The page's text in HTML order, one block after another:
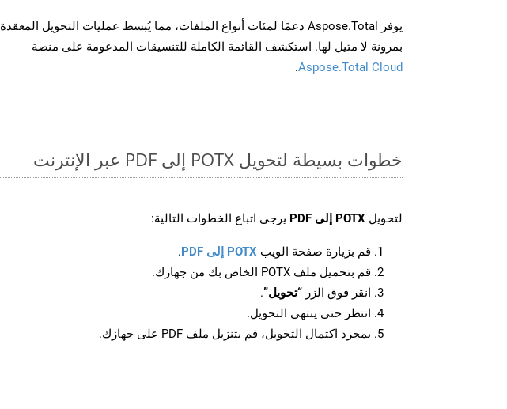
يوفر Aspose.Total دعمًا لمئات أنواع الملفات، مما يُبسط عمليات التحويل المعقدة
بمرونة لا مثيل لها. استكشف القائمة الكاملة للتنسيقات المدعومة على منصة
Aspose.Total Cloud
.
خطوات بسيطة لتحويل POTX إلى PDF عبر الإنترنت
لتحويل POTX إلى PDF يرجى اتباع الخطوات التالية:
قم بزيارة صفحة الويب POTX إلى PDF
.
قم بتحميل ملف POTX الخاص بك من جهازك.
انقر فوق الزر “تحويل”.
انتظر حتى ينتهي التحويل.
بمجرد اكتمال التحويل، قم بتنزيل ملف PDF على جهازك.